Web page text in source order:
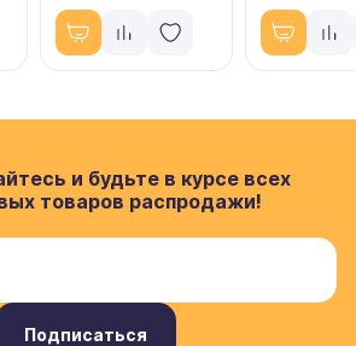
и будьте в курсе всех
товаров распродажи!
Подписаться